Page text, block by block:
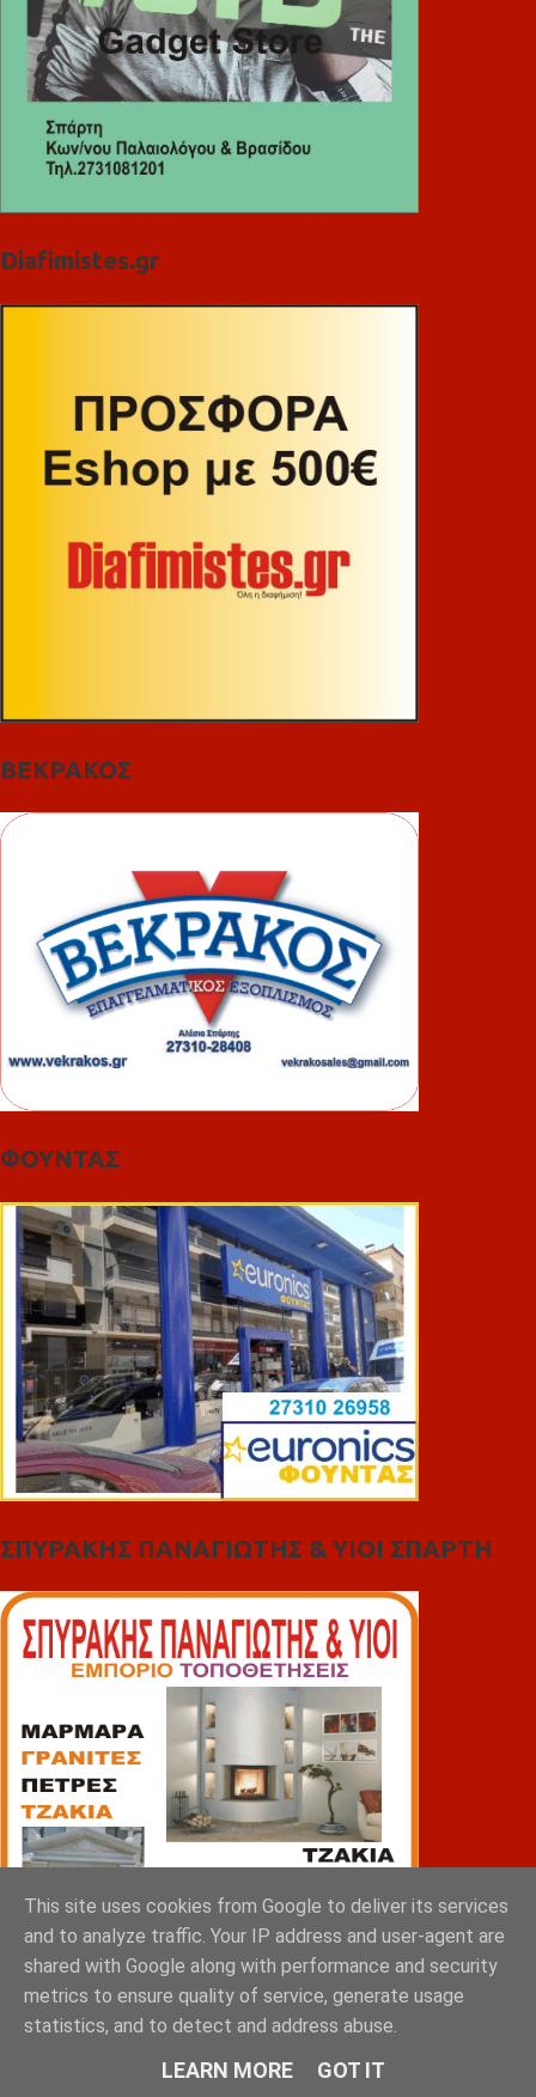
Diafimistes.gr
ΒΕΚΡΑΚΟΣ
ΦΟΥΝΤΑΣ
ΣΠΥΡΑΚΗΣ ΠΑΝΑΓΙΩΤΗΣ & YIOI ΣΠΑΡΤΗ
This site uses cookies from Google to deliver its services
and to analyze traffic. Your IP address and user-agent are
shared with Google along with performance and security
metrics to ensure quality of service, generate usage
statistics, and to detect and address abuse.
LEARN MORE GOT IT